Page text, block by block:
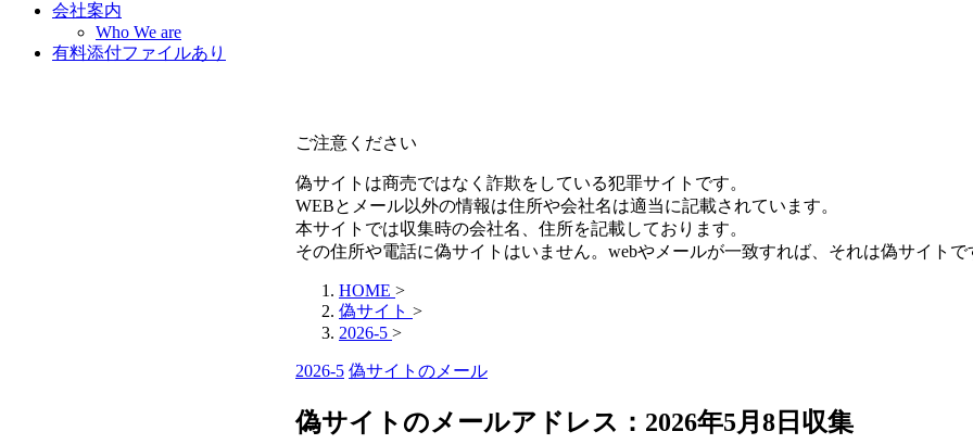
会社案内
Who We are
有料添付ファイルあり
ご注意ください
偽サイトは商売ではなく詐欺をしている犯罪サイトです。
WEBとメール以外の情報は住所や会社名は適当に記載されています。
本サイトでは収集時の会社名、住所を記載しております。
その住所や電話に偽サイトはいません。webやメールが一致すれば、それは偽サイトで
HOME >
偽サイト >
2026-5 >
2026-5 偽サイトのメール
偽サイトのメールアドレス：2026年5月8日収集